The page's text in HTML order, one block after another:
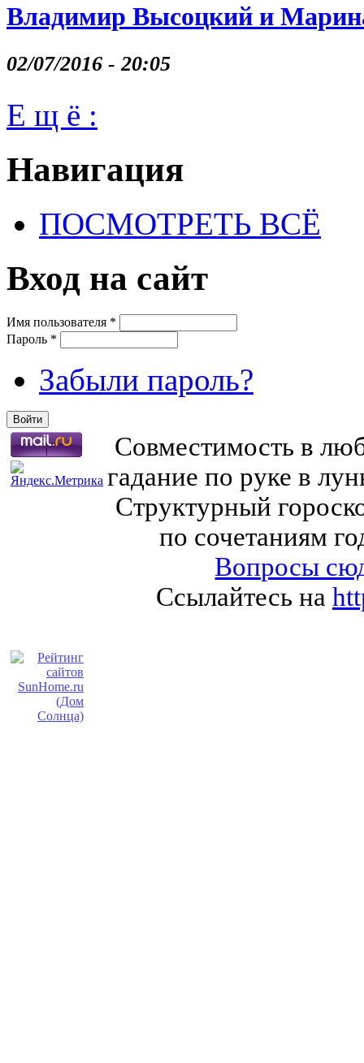
Владимир Высоцкий и
02/07/2016 - 20:05
Е щ ё :
Навигация
ПОСМОТРЕТЬ ВСЁ
Вход на сайт
Имя пользователя *
Пароль *
Забыли пароль?
Совместимость в
гадание по руке в
Структурный
по сочетаниям
Вопросы
Ссылайтесь на